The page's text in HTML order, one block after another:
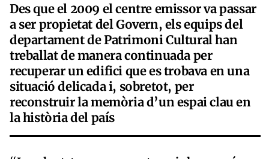
Des que el 2009 el centre emissor va passar
a ser propietat del Govern, els equips del
departament de Patrimoni Cultural han
treballat de manera continuada per
recuperar un edifici que es trobava en una
situació delicada i, sobretot, per
reconstruir la memòria d’un espai clau en
la història del país